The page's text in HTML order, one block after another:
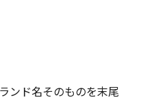
ンド名そのものを末尾